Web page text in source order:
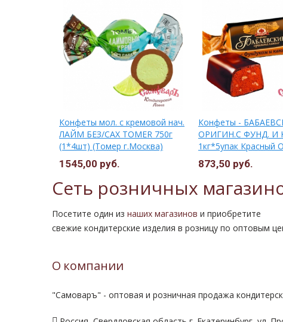
Конфеты мол. с кремовой нач.
ЛАЙМ БЕЗ/САХ ТОМЕR 750г
(1*4шт) (Томер г.Москва)
1545,00 руб.
Конфеты -
ОРИГИН.С ФУНД. И
1кг*5упак Красный
873,50 руб.
Сеть розничных
Посетите один из наших магазинов и приобретите
свежие кондитерские изделия в розницу по оптовым
О компании
"Самоваръ" - оптовая и розничная продажа